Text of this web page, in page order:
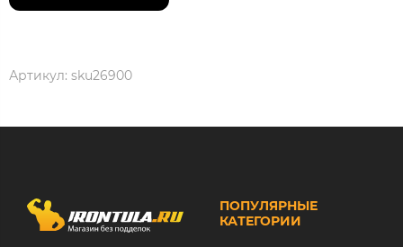
Артикул: sku26900
ПОПУЛЯРНЫЕ
КАТЕГОРИИ